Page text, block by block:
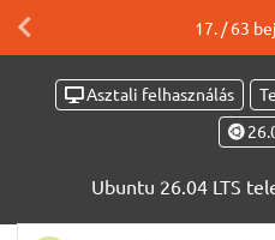
Asztali felhasználás
Ubuntu 26.04 LTS
17. /63